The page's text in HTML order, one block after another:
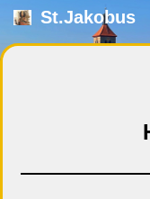
Zum
St.Jakobus